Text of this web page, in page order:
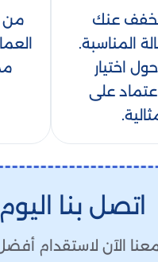
يخفف عنك
المناسبة.
اختيار
على
من
اتصل بنا
الآن لاستقدام أفضل